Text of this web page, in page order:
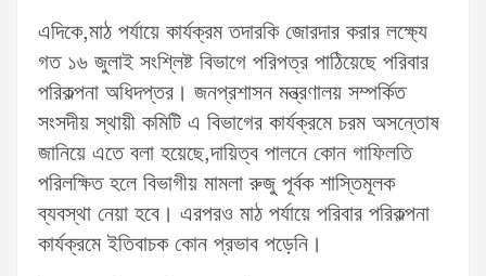
এদিকে,মাঠ পর্যায়ে কার্যক্রম তদারকি জোরদার করার লক্ষ্যে
গত ১৬ জুলাই সংশ্লিষ্ট বিভাগে পরিপত্র পাঠিয়েছে পরিবার
পরিকল্পনা অধিদপ্তর। জনপ্রশাসন মন্ত্রণালয় সম্পর্কিত
সংসদীয় স্থায়ী কমিটি এ বিভাগের কার্যক্রমে চরম অসন্তোষ
জানিয়ে এতে বলা হয়েছে,দায়িত্ব পালনে কোন গাফিলতি
পরিলক্ষিত হলে বিভাগীয় মামলা রুজু পূর্বক শাস্তিমূলক
ব্যবস্থা নেয়া হবে। এরপরও মাঠ পর্যায়ে পরিবার পরিকল্পনা
কার্যক্রমে ইতিবাচক কোন প্রভাব পড়েনি।